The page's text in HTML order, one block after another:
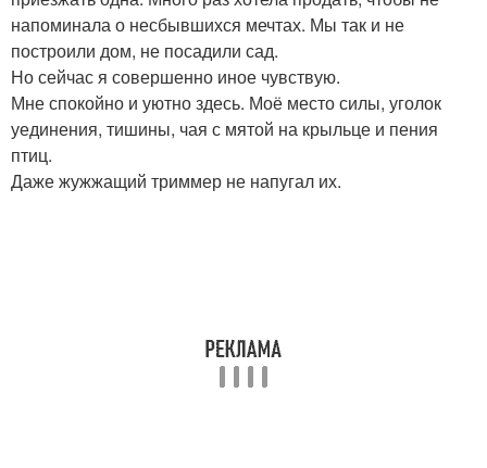
напоминала о несбывшихся мечтах. Мы так и не
построили дом, не посадили сад.
Но сейчас я совершенно иное чувствую.
Мне спокойно и уютно здесь. Моё место силы, уголок
уединения, тишины, чая с мятой на крыльце и пения
птиц.
Даже жужжащий триммер не напугал их.